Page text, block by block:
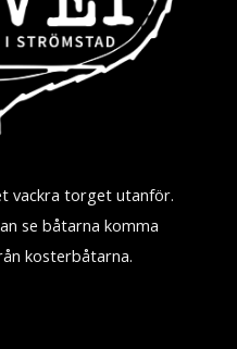
vackra torget utanför.
se båtarna komma
kosterbåtarna.